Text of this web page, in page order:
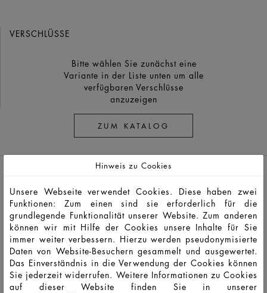
VERSCHLÜSSE
Bitte wählen Sie zunächst eine
Variante in der Liste unten um alle
verfügbaren Verschlüsse
anzuzeigen
ZUM KATALOG
HD13044 LSO 50 65 149,3 39,9 65 65
Hinweis zu Cookies
Unsere Webseite verwendet Cookies. Diese haben zwei
Funktionen: Zum einen sind sie erforderlich für die
grundlegende Funktionalität unserer Website. Zum anderen
können wir mit Hilfe der Cookies unsere Inhalte für Sie
immer weiter verbessern. Hierzu werden pseudonymisierte
Daten von Website-Besuchern gesammelt und ausgewertet.
Das Einverständnis in die Verwendung der Cookies können
Sie jederzeit widerrufen. Weitere Informationen zu Cookies
auf dieser Website finden Sie in unserer